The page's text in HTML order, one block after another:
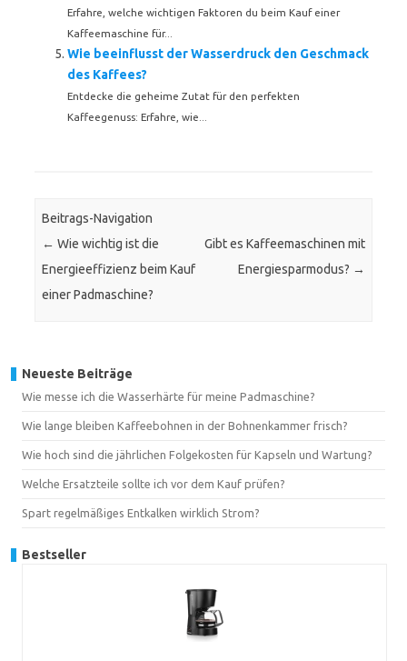
Erfahre, welche wichtigen Faktoren du beim Kauf einer
Kaffeemaschine für...
Wie beeinflusst der Wasserdruck den Geschmack
des Kaffees?
Entdecke die geheime Zutat für den perfekten
Kaffeegenuss: Erfahre, wie...
Beitrags-Navigation
← Wie wichtig ist die
Energieeffizienz beim Kauf
einer Padmaschine?
Gibt es Kaffeemaschinen mit
Energiesparmodus? →
Neueste Beiträge
Wie messe ich die Wasserhärte für meine Padmaschine?
Wie lange bleiben Kaffeebohnen in der Bohnenkammer frisch?
Wie hoch sind die jährlichen Folgekosten für Kapseln und Wartung?
Welche Ersatzteile sollte ich vor dem Kauf prüfen?
Spart regelmäßiges Entkalken wirklich Strom?
Bestseller